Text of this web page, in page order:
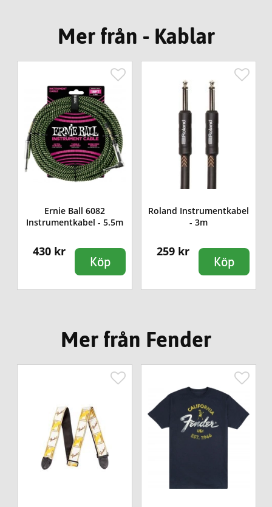
Mer från - Kablar
Ernie Ball 6082
Instrumentkabel - 5.5m
430 kr
Köp
Roland Instrumentkabel
- 3m
259 kr
Köp
Mer från Fender